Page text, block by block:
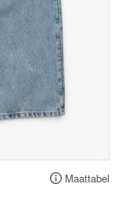
Maattabel